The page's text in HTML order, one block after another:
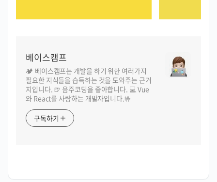
베이스캠프
🏕️ 베이스캠프는 개발을 하기 위한 여러가지
필요한 지식들을 습득하는 것을 도와주는 근거
지입니다. 🍺 음주코딩을 좋아합니다. 💻 Vue
와 React를 사랑하는 개발자입니다.🤟
구독하기